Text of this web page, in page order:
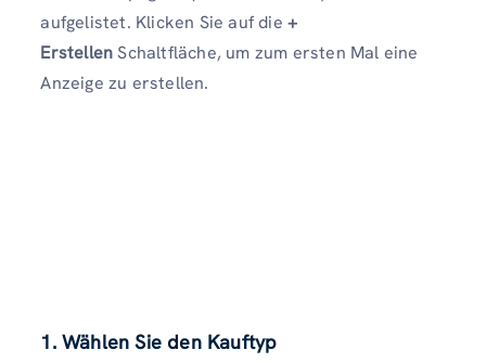
aufgelistet. Klicken Sie auf die +
ErstellenSchaltfläche, um zum ersten Mal eine
Anzeige zu erstellen.
1. Wählen Sie den Kauftyp